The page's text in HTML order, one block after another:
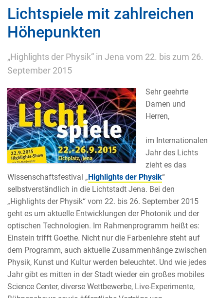
Lichtspiele mit zahlreichen
Höhepunkten
„Highlights der Physik“ in Jena vom 22. bis zum 26.
September 2015
Sehr geehrte
Damen und
Herren,
im Internationalen
Jahr des Lichts
zieht es das
Wissenschaftsfestival „ Highlights der Physik“
selbstverständlich in die Lichtstadt Jena. Bei den
„Highlights der Physik“ vom 22. bis 26. September 2015
geht es um aktuelle Entwicklungen der Photonik und der
optischen Technologien. Im Rahmenprogramm heißt es:
Einstein trifft Goethe. Nicht nur die Farbenlehre steht auf
dem Programm, auch aktuelle Zusammenhänge zwischen
Physik, Kunst und Kultur werden beleuchtet. Und wie jedes
Jahr gibt es mitten in der Stadt wieder ein großes mobiles
Science Center, diverse Wettbewerbe, Live-Experimente,